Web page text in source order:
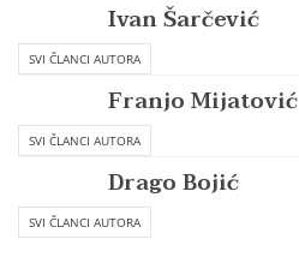
Ivan Šarčević
SVI ČLANCI AUTORA
Franjo Mijatović
SVI ČLANCI AUTORA
Drago Bojić
SVI ČLANCI AUTORA